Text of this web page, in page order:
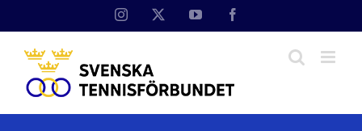
Instagram YouTube